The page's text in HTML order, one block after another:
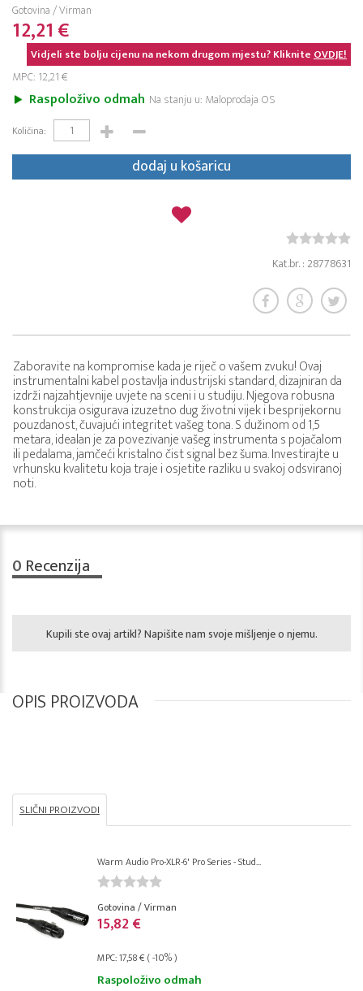
Gotovina / Virman
12,21 €
Vidjeli ste bolju cijenu na nekom drugom mjestu? KlikniteOVDJE!
MPC: 12,21 €
Raspoloživo odmah Na stanju u: Maloprodaja OS
Količina:
dodaj u košaricu
Kat.br. : 28778631
Zaboravite na kompromise kada je riječ o vašem zvuku! Ovaj
instrumentalni kabel postavlja industrijski standard, dizajniran da
izdrži najzahtjevnije uvjete na sceni i u studiju. Njegova robusna
konstrukcija osigurava izuzetno dug životni vijek i besprijekornu
pouzdanost, čuvajući integritet vašeg tona. S dužinom od 1,5
metara, idealan je za povezivanje vašeg instrumenta s pojačalom
ili pedalama, jamčeći kristalno čist signal bez šuma. Investirajte u
vrhunsku kvalitetu koja traje i osjetite razliku u svakoj odsviranoj
noti.
0 Recenzija
Kupili ste ovaj artikl? Napišite nam svoje mišljenje o njemu.
OPIS PROIZVODA
SLIČNI PROIZVODI
Warm Audio Pro-XLR-6' Pro Series - Stud...
Gotovina / Virman
15,82 €
MPC: 17,58 € ( -10% )
Raspoloživo odmah